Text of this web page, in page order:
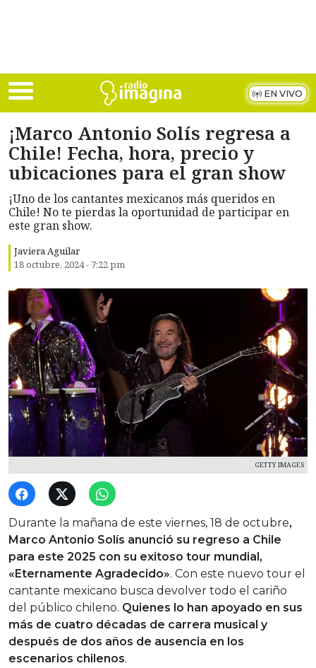
EN VIVO
¡Marco Antonio Solís regresa a
Chile! Fecha, hora, precio y
ubicaciones para el gran show
¡Uno de los cantantes mexicanos más queridos en
Chile! No te pierdas la oportunidad de participar en
este gran show.
Javiera Aguilar
18 octubre, 2024 - 7:22 pm
GETTY IMAGES
Durante la mañana de este viernes, 18 de octubre,
Marco Antonio Solís anunció su regreso a Chile
para este 2025 con su exitoso tour mundial,
«Eternamente Agradecido». Con este nuevo tour el
cantante mexicano busca devolver todo el cariño
del público chileno. Quienes lo han apoyado en sus
más de cuatro décadas de carrera musical y
después de dos años de ausencia en los
escenarios chilenos.